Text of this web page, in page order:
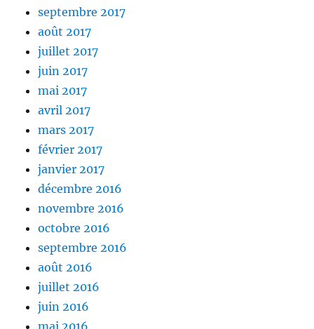
septembre 2017
août 2017
juillet 2017
juin 2017
mai 2017
avril 2017
mars 2017
février 2017
janvier 2017
décembre 2016
novembre 2016
octobre 2016
septembre 2016
août 2016
juillet 2016
juin 2016
mai 2016